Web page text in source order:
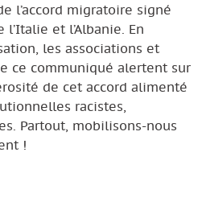
l’accord migratoire signé
et l’Albanie. En
les associations et
ce communiqué alertent sur
de cet accord alimenté
racistes,
Partout, mobilisons-nous
!